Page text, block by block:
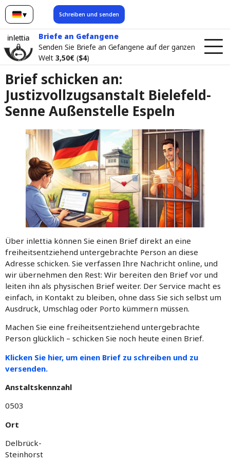
▾
Deutsch Schreiben und senden
inlettia
Briefe an Gefangene
Senden Sie Briefe an Gefangene auf der ganzen
Welt 3,50€ ($4)
Brief schicken an:
Justizvollzugsanstalt Bielefeld-
Senne Außenstelle Espeln
Über inlettia können Sie einen Brief direkt an eine
freiheitsentziehend untergebrachte Person an diese
Adresse schicken. Sie verfassen Ihre Nachricht online, und
wir übernehmen den Rest: Wir bereiten den Brief vor und
leiten ihn als physischen Brief weiter. Der Service macht es
einfach, in Kontakt zu bleiben, ohne dass Sie sich selbst um
Ausdruck, Umschlag oder Porto kümmern müssen.
Machen Sie eine freiheitsentziehend untergebrachte
Person glücklich – schicken Sie noch heute einen Brief.
Klicken Sie hier, um einen Brief zu schreiben und zu
versenden.
Anstaltskennzahl
0503
Ort
Delbrück-
Steinhorst